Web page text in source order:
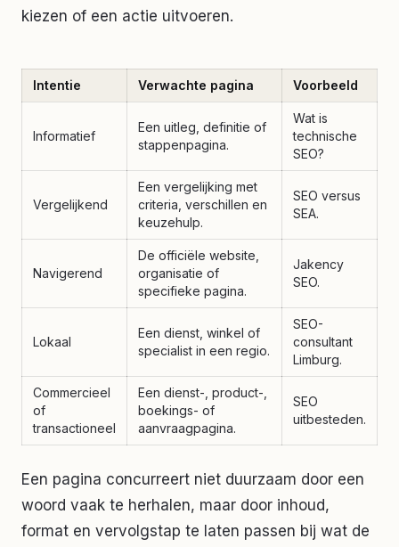
kiezen of een actie uitvoeren.
Intentie Verwachte pagina Voorbeeld
Informatief
Een uitleg, definitie of
stappenpagina.
Wat is
technische
SEO?
Vergelijkend
Een vergelijking met
criteria, verschillen en
keuzehulp.
SEO versus
SEA.
Navigerend
De officiële website,
organisatie of
specifieke pagina.
Jakency
SEO.
Lokaal
Een dienst, winkel of
specialist in een regio.
SEO-
consultant
Limburg.
Commercieel
of
transactioneel
Een dienst-, product-,
boekings- of
aanvraagpagina.
SEO
uitbesteden.
Een pagina concurreert niet duurzaam door een
woord vaak te herhalen, maar door inhoud,
format en vervolgstap te laten passen bij wat de